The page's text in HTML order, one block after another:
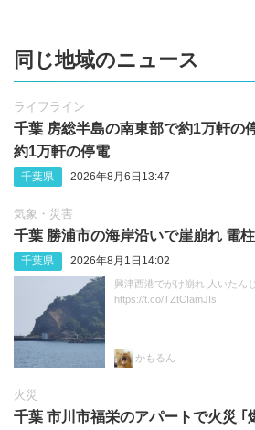
同じ地域のニュース
ライフライン
千葉 房総半島の南東部で約1万軒の
約1万軒の停電
千葉県 2026年8月6日13:47
気象・災害
千葉 勝浦市の海岸沿いで崖崩れ 電
千葉県 2026年8月1日14:02
興津西港でがけ崩れ 人いたん
https://t.co/TZtCIamJIs
かもるん
火災
千葉 市川市福栄のアパートで火災 ｢